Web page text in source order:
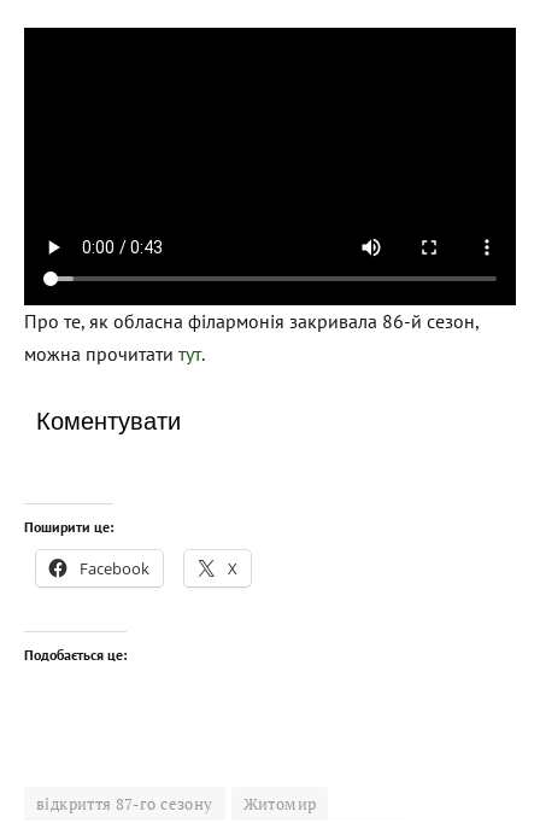
Про те, як обласна філармонія закривала 86-й сезон,
можна прочитати тут.
Коментувати
Поширити це:
Facebook X
Подобається це:
відкриття 87-го сезону
Житомир